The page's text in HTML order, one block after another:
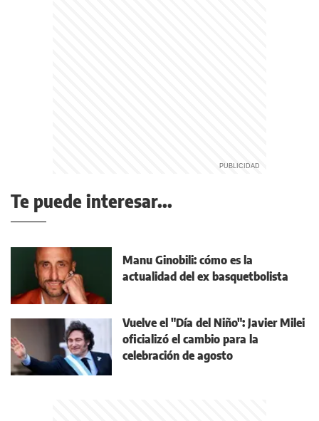
Te puede interesar...
Manu Ginobili: cómo es la
actualidad del ex basquetbolista
Vuelve el "Día del Niño": Javier Milei
oficializó el cambio para la
celebración de agosto